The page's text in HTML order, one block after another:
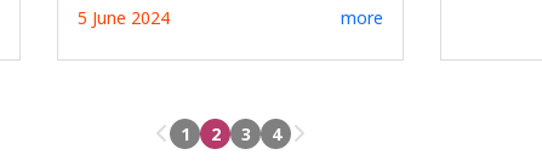
5 June 2024 more
1 2 3 4